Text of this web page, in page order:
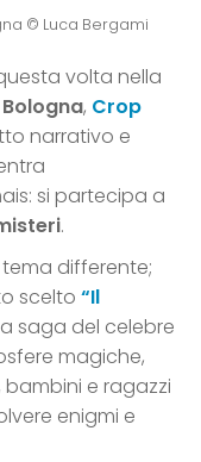
© Luca Bergami
volta nella
, Crop
narrativo e
si partecipa a
.
differente;
scelto “Il
saga del celebre
magiche,
bambini e ragazzi
enigmi e